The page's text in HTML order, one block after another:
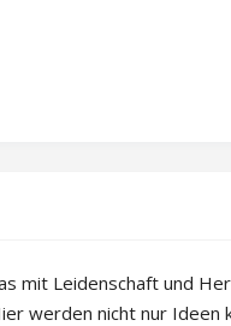
mit Leidenschaft und
werden nicht nur